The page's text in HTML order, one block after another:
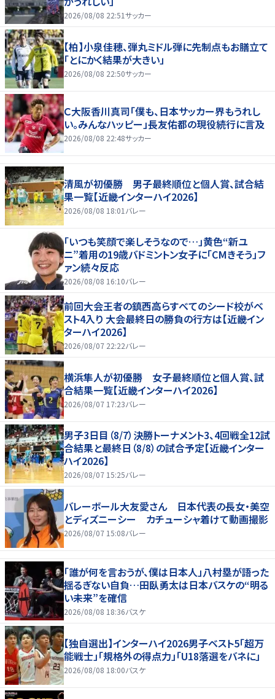
2026/08/08 22:51サッカー
【柏】小泉佳穂、弾丸ミドル弾に先制点もお膳立て
「とにかく結果が大きい」
2026/08/08 22:50サッカー
Ｃ大阪香川真司「僕も、日本サッカー界もうれし
い。みんなハッピー」長友佑都の現役続行に言及
2026/08/08 22:48サッカー
清風が初優勝 男子最終順位と個人賞、試合結
果一覧【近畿インターハイ2026】
2026/08/08 18:01 バレー
「いつも笑顔で楽しそうなので…」黄色“新ユ
ニ”着用の19歳バドミントン女子に「CMきそう」フ
ァン続々反応
2026/08/08 16:10バレー
前回大会王者の鎮西高らすべてのシード校がベ
スト4入り 大会最終日の勝負の行方は【近畿イン
ターハイ2026】
2026/08/07 22:22バレー
横浜隼人が初優勝 女子最終順位と個人賞、試
合結果一覧【近畿インターハイ2026】
2026/08/07 17:23バレー
男子3日目（8/7）決勝トーナメント3、4回戦全12試
合結果と最終日（8/8）の試合予定【近畿インター
ハイ2026】
2026/08/07 15:25バレー
バレーボール大友愛さん 日本代表の長女・美空
とディズニーシー カチューシャ着けて動画撮影
2026/08/07 15:08バレー
「誰が何を言おうが、僕は日本人」八村塁が語った
揺るぎない自負…田臥勇太は日本バスケの“明る
い未来”を確信
2026/08/08 18:36バスケ
【独自選出】インターハイ2026男子ベスト5「超万
能戦士」「規格外の得点力」「U18落選をバネに」
2026/08/08 18:00バスケ